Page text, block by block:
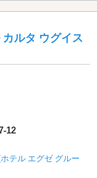
ルタ ウグイス
うち4
12
テル エグゼ グルー